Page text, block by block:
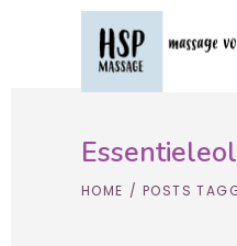
HOME / POSTS